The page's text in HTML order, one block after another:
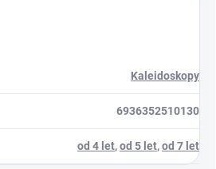
Kaleidoskopy
6936352510130
od 4 let,od 5 let,od 7 let